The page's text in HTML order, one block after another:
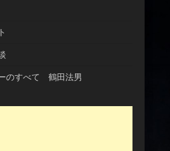
のすべて 鶴田法男